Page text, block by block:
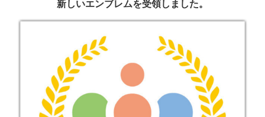
新しいエンブレムを受領しました。